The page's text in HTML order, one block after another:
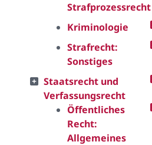
Strafprozessrecht
Kriminologie
Strafrecht:
Sonstiges
Staatsrecht und
Verfassungsrecht
Öffentliches
Recht:
Allgemeines